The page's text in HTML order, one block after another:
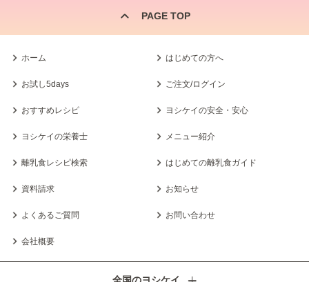
PAGE TOP
ホーム はじめての方へ
お試し5days ご注文/ログイン
おすすめレシピ ヨシケイの安全・安心
ヨシケイの栄養士 メニュー紹介
離乳食レシピ検索 はじめての離乳食ガイド
資料請求 お知らせ
よくあるご質問 お問い合わせ
会社概要